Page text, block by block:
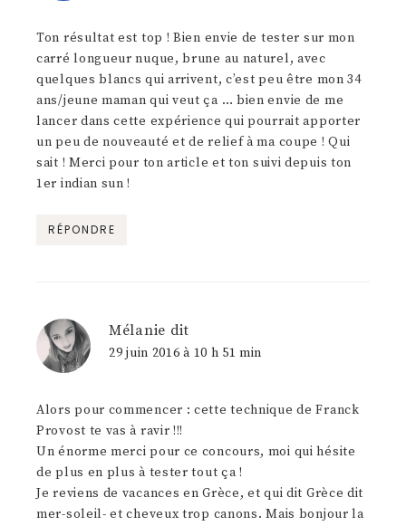
Ton résultat est top ! Bien envie de tester sur mon
carré longueur nuque, brune au naturel, avec
quelques blancs qui arrivent, c’est peu être mon 34
ans/jeune maman qui veut ça … bien envie de me
lancer dans cette expérience qui pourrait apporter
un peu de nouveauté et de relief à ma coupe ! Qui
sait ! Merci pour ton article et ton suivi depuis ton
1er indian sun !
RÉPONDRE
Mélanie dit
29 juin 2016 à 10 h 51 min
Alors pour commencer : cette technique de Franck
Provost te vas à ravir !!!
Un énorme merci pour ce concours, moi qui hésite
de plus en plus à tester tout ça !
Je reviens de vacances en Grèce, et qui dit Grèce dit
mer-soleil- et cheveux trop canons. Mais bonjour la